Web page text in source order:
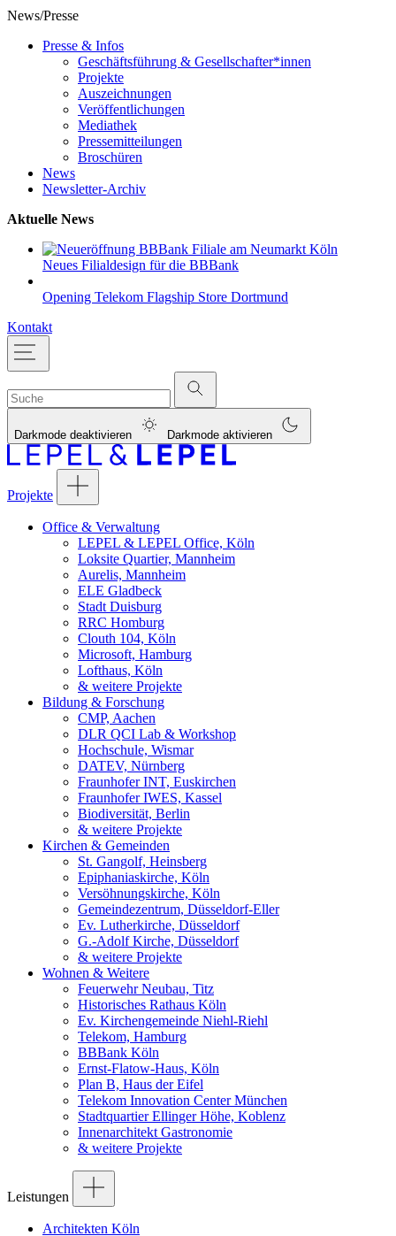
News/Presse
Presse & Infos
Geschäftsführung & Gesellschafter*innen
Projekte
Auszeichnungen
Veröffentlichungen
Mediathek
Pressemitteilungen
Broschüren
News
Newsletter-Archiv
Aktuelle News
Neues Filialdesign für die BBBank
Opening Telekom Flagship Store Dortmund
Kontakt
Darkmode deaktivieren Darkmode aktivieren
Projekte
Office & Verwaltung
LEPEL & LEPEL Office, Köln
Loksite Quartier, Mannheim
Aurelis, Mannheim
ELE Gladbeck
Stadt Duisburg
RRC Homburg
Clouth 104, Köln
Microsoft, Hamburg
Lofthaus, Köln
& weitere Projekte
Bildung & Forschung
CMP, Aachen
DLR QCI Lab & Workshop
Hochschule, Wismar
DATEV, Nürnberg
Fraunhofer INT, Euskirchen
Fraunhofer IWES, Kassel
Biodiversität, Berlin
& weitere Projekte
Kirchen & Gemeinden
St. Gangolf, Heinsberg
Epiphaniaskirche, Köln
Versöhnungskirche, Köln
Gemeindezentrum, Düsseldorf-Eller
Ev. Lutherkirche, Düsseldorf
G.-Adolf Kirche, Düsseldorf
& weitere Projekte
Wohnen & Weitere
Feuerwehr Neubau, Titz
Historisches Rathaus Köln
Ev. Kirchengemeinde Niehl-Riehl
Telekom, Hamburg
BBBank Köln
Ernst-Flatow-Haus, Köln
Plan B, Haus der Eifel
Telekom Innovation Center München
Stadtquartier Ellinger Höhe, Koblenz
Innenarchitekt Gastronomie
& weitere Projekte
Leistungen
Architekten Köln